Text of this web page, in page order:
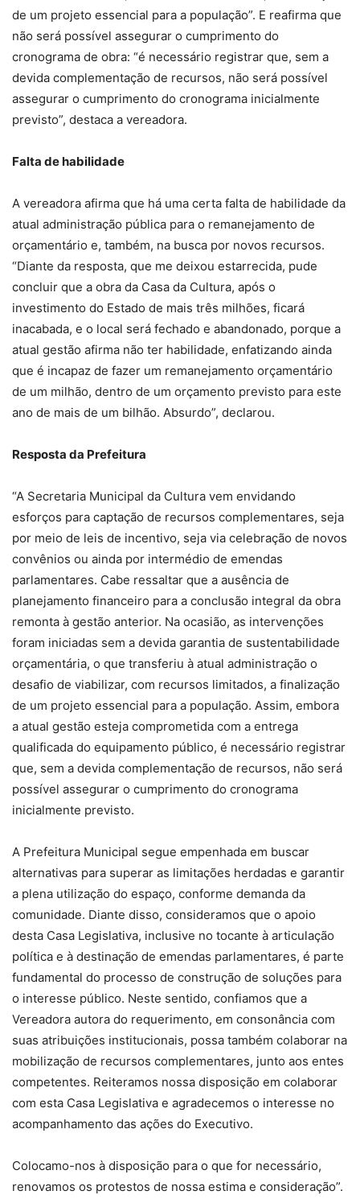
de um projeto essencial para a população”. E reafirma que
não será possível assegurar o cumprimento do
cronograma de obra: “é necessário registrar que, sem a
devida complementação de recursos, não será possível
assegurar o cumprimento do cronograma inicialmente
previsto”, destaca a vereadora.
Falta de habilidade
A vereadora afirma que há uma certa falta de habilidade da
atual administração pública para o remanejamento de
orçamentário e, também, na busca por novos recursos.
“Diante da resposta, que me deixou estarrecida, pude
concluir que a obra da Casa da Cultura, após o
investimento do Estado de mais três milhões, ficará
inacabada, e o local será fechado e abandonado, porque a
atual gestão afirma não ter habilidade, enfatizando ainda
que é incapaz de fazer um remanejamento orçamentário
de um milhão, dentro de um orçamento previsto para este
ano de mais de um bilhão. Absurdo”, declarou.
Resposta da Prefeitura
“A Secretaria Municipal da Cultura vem envidando
esforços para captação de recursos complementares, seja
por meio de leis de incentivo, seja via celebração de novos
convênios ou ainda por intermédio de emendas
parlamentares. Cabe ressaltar que a ausência de
planejamento financeiro para a conclusão integral da obra
remonta à gestão anterior. Na ocasião, as intervenções
foram iniciadas sem a devida garantia de sustentabilidade
orçamentária, o que transferiu à atual administração o
desafio de viabilizar, com recursos limitados, a finalização
de um projeto essencial para a população. Assim, embora
a atual gestão esteja comprometida com a entrega
qualificada do equipamento público, é necessário registrar
que, sem a devida complementação de recursos, não será
possível assegurar o cumprimento do cronograma
inicialmente previsto.
A Prefeitura Municipal segue empenhada em buscar
alternativas para superar as limitações herdadas e garantir
a plena utilização do espaço, conforme demanda da
comunidade. Diante disso, consideramos que o apoio
desta Casa Legislativa, inclusive no tocante à articulação
política e à destinação de emendas parlamentares, é parte
fundamental do processo de construção de soluções para
o interesse público. Neste sentido, confiamos que a
Vereadora autora do requerimento, em consonância com
suas atribuições institucionais, possa também colaborar na
mobilização de recursos complementares, junto aos entes
competentes. Reiteramos nossa disposição em colaborar
com esta Casa Legislativa e agradecemos o interesse no
acompanhamento das ações do Executivo.
Colocamo-nos à disposição para o que for necessário,
renovamos os protestos de nossa estima e consideração”.